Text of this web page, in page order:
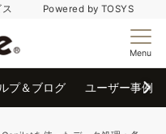
ビス Powered by TOSYS
Menu
プ＆ブログ ユーザー事例